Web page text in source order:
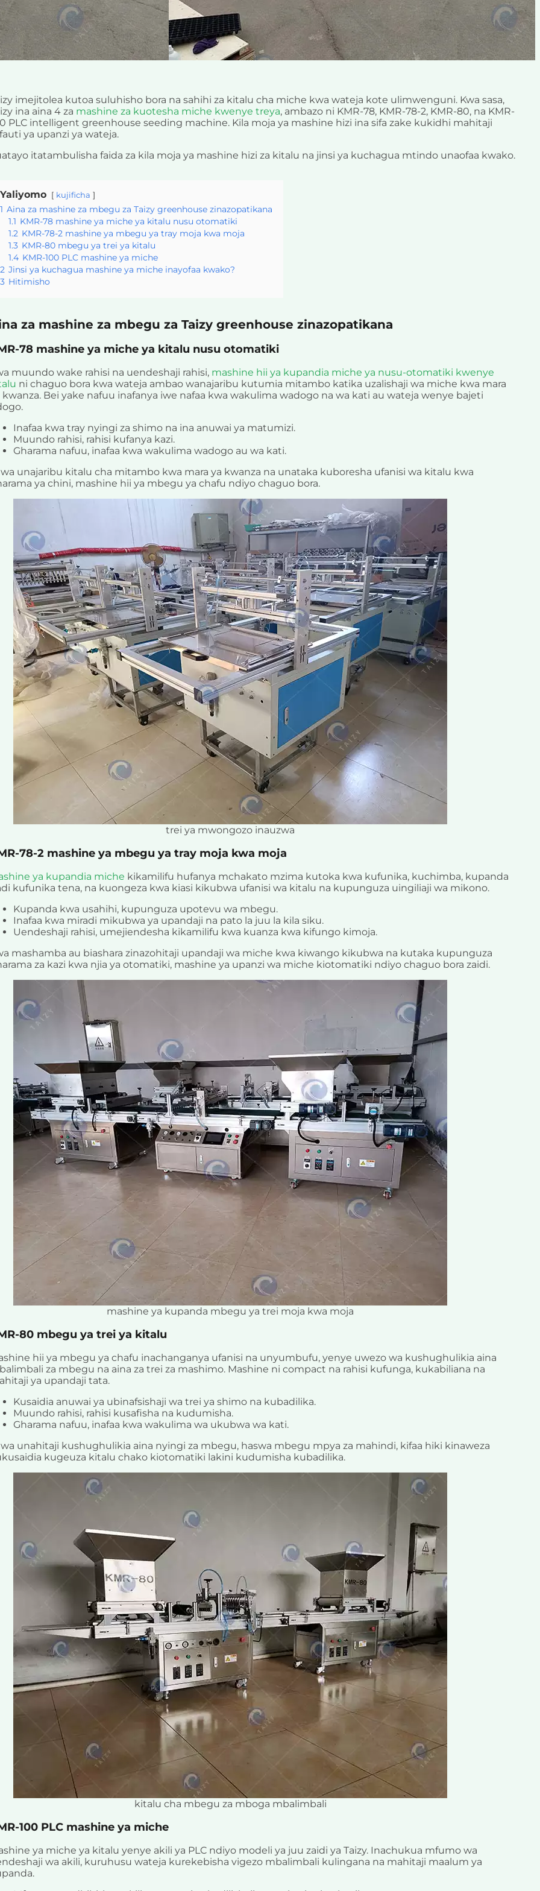
imejitolea kutoa suluhisho bora na sahihi za kitalu cha miche kwa wateja kote ulimwenguni. Kwa sasa,
ina aina 4 za mashine za kuotesha miche kwenye treya, ambazo ni KMR-78, KMR-78-2, KMR-80, na KMR-
PLC intelligent greenhouse seeding machine. Kila moja ya mashine hizi ina sifa zake kukidhi mahitaji
ya upanzi ya wateja.
itatambulisha faida za kila moja ya mashine hizi za kitalu na jinsi ya kuchagua mtindo unaofaa kwako.
Yaliyomo kujificha
1 Aina za mashine za mbegu za Taizy greenhouse zinazopatikana
1.1 KMR-78 mashine ya miche ya kitalu nusu otomatiki
1.2 KMR-78-2 mashine ya mbegu ya tray moja kwa moja
1.3 KMR-80 mbegu ya trei ya kitalu
1.4 KMR-100 PLC mashine ya miche
2 Jinsi ya kuchagua mashine ya miche inayofaa kwako?
3 Hitimisho
za mashine za mbegu za Taizy greenhouse zinazopatikana
78 mashine ya miche ya kitalu nusu otomatiki
muundo wake rahisi na uendeshaji rahisi, mashine hii ya kupandia miche ya nusu-otomatiki kwenye
ni chaguo bora kwa wateja ambao wanajaribu kutumia mitambo katika uzalishaji wa miche kwa mara
kwanza. Bei yake nafuu inafanya iwe nafaa kwa wakulima wadogo na wa kati au wateja wenye bajeti
Inafaa kwa tray nyingi za shimo na ina anuwai ya matumizi.
Muundo rahisi, rahisi kufanya kazi.
Gharama nafuu, inafaa kwa wakulima wadogo au wa kati.
unajaribu kitalu cha mitambo kwa mara ya kwanza na unataka kuboresha ufanisi wa kitalu kwa
ya chini, mashine hii ya mbegu ya chafu ndiyo chaguo bora.
trei ya mwongozo inauzwa
78-2 mashine ya mbegu ya tray moja kwa moja
ya kupandia miche kikamilifu hufanya mchakato mzima kutoka kwa kufunika, kuchimba, kupanda
kufunika tena, na kuongeza kwa kiasi kikubwa ufanisi wa kitalu na kupunguza uingiliaji wa mikono.
Kupanda kwa usahihi, kupunguza upotevu wa mbegu.
Inafaa kwa miradi mikubwa ya upandaji na pato la juu la kila siku.
Uendeshaji rahisi, umejiendesha kikamilifu kwa kuanza kwa kifungo kimoja.
mashamba au biashara zinazohitaji upandaji wa miche kwa kiwango kikubwa na kutaka kupunguza
za kazi kwa njia ya otomatiki, mashine ya upanzi wa miche kiotomatiki ndiyo chaguo bora zaidi.
mashine ya kupanda mbegu ya trei moja kwa moja
80 mbegu ya trei ya kitalu
hii ya mbegu ya chafu inachanganya ufanisi na unyumbufu, yenye uwezo wa kushughulikia aina
za mbegu na aina za trei za mashimo. Mashine ni compact na rahisi kufunga, kukabiliana na
ya upandaji tata.
Kusaidia anuwai ya ubinafsishaji wa trei ya shimo na kubadilika.
Muundo rahisi, rahisi kusafisha na kudumisha.
Gharama nafuu, inafaa kwa wakulima wa ukubwa wa kati.
unahitaji kushughulikia aina nyingi za mbegu, haswa mbegu mpya za mahindi, kifaa hiki kinaweza
kugeuza kitalu chako kiotomatiki lakini kudumisha kubadilika.
kitalu cha mbegu za mboga mbalimbali
100 PLC mashine ya miche
ya miche ya kitalu yenye akili ya PLC ndiyo modeli ya juu zaidi ya Taizy. Inachukua mfumo wa
wa akili, kuruhusu wateja kurekebisha vigezo mbalimbali kulingana na mahitaji maalum ya